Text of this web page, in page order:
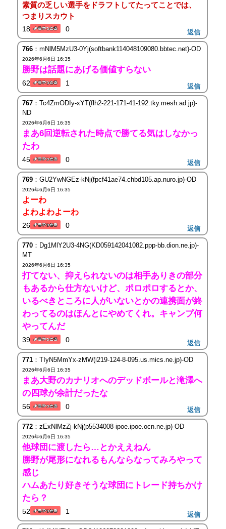
素質の乏しい選手をドラフトしてたってことでは、
つまりスカウト
18 0 返信
766：mNlM5MzU3-0Yj(softbank114048109080.bbtec.net)-OD
2026年6月6日 16:35
勝野は話題にあげる価値すらない
62 1 返信
767：Tc4ZmODIy-xYT(flh2-221-171-41-192.tky.mesh.ad.jp)-
ND
2026年6月6日 16:35
まあ6回逆転された時点で勝てる気はしなかっ
たわ
45 0 返信
769：GU2YwNGEz-kNj(fpcf41ae74.chbd105.ap.nuro.jp)-OD
2026年6月6日 16:35
よーわ
よわよわよーわ
26 0 返信
770：Dg1MlY2U3-4NG(KD059142041082.ppp-bb.dion.ne.jp)-
MT
2026年6月6日 16:35
打てない、抑えられないのは相手ありきの部分
もあるから仕方ないけど、ポロポロするとか、
いるべきところに人がいないとかの連携面が終
わってるのはほんとにやめてくれ。キャンプ何
やってんだ
39 0 返信
771：TIyN5MmYx-zMW(i219-124-8-095.us.mics.ne.jp)-OD
2026年6月6日 16:35
まあ大野のカナリオへのデッドボールと滝澤へ
の四球が余計だったな
56 0 返信
772：zExNlMzZj-kNj(p5534008-ipoe.ipoe.ocn.ne.jp)-OD
2026年6月6日 16:35
他球団に渡したら…とかええねん
勝野が尾形になれるもんならなってみろやって
感じ
ハムあたり好きそうな球団にトレード持ちかけ
たら？
52 1 返信